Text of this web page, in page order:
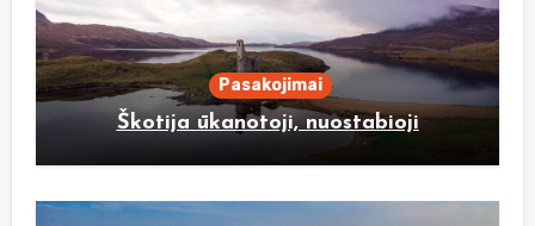
Pasakojimai
Škotija ūkanotoji, nuostabioji